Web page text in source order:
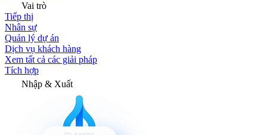
Vai trò
Tiếp thị
Nhân sự
Quản lý dự án
Dịch vụ khách hàng
Xem tất cả các giải pháp
Tích hợp
Nhập & Xuất